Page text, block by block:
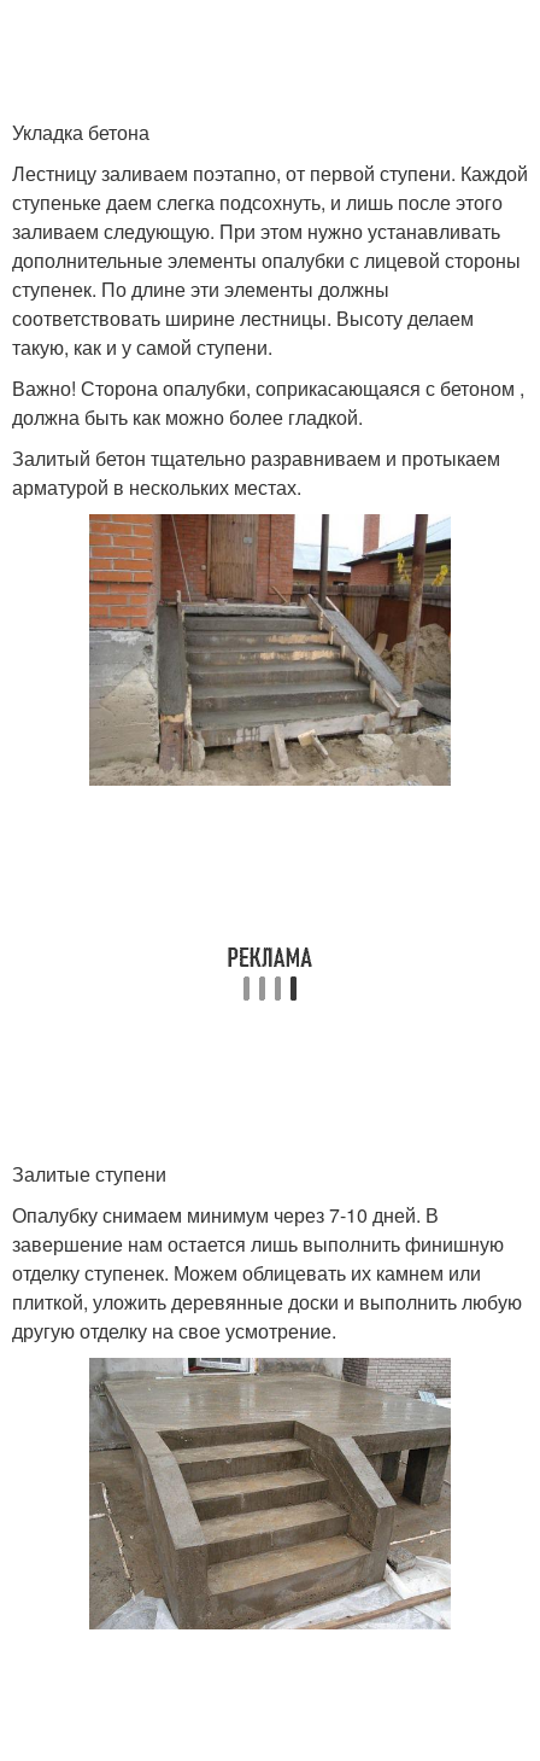
Укладка бетона
Лестницу заливаем поэтапно, от первой ступени. Каждой
ступеньке даем слегка подсохнуть, и лишь после этого
заливаем следующую. При этом нужно устанавливать
дополнительные элементы опалубки с лицевой стороны
ступенек. По длине эти элементы должны
соответствовать ширине лестницы. Высоту делаем
такую, как и у самой ступени.
Важно! Сторона опалубки, соприкасающаяся с бетоном ,
должна быть как можно более гладкой.
Залитый бетон тщательно разравниваем и протыкаем
арматурой в нескольких местах.
Залитые ступени
Опалубку снимаем минимум через 7-10 дней. В
завершение нам остается лишь выполнить финишную
отделку ступенек. Можем облицевать их камнем или
плиткой, уложить деревянные доски и выполнить любую
другую отделку на свое усмотрение.